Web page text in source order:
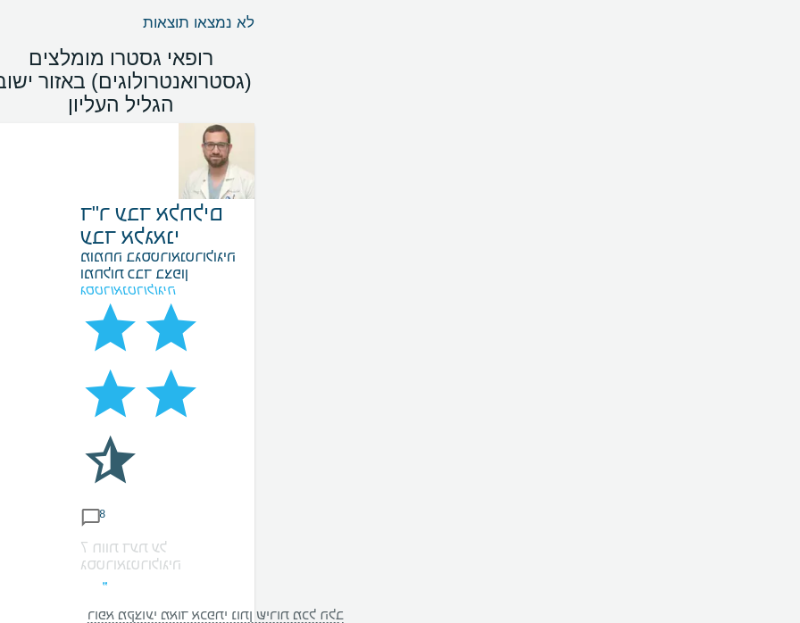
לא נמצאו תוצאות
רופאי גסטרו מומלצים
(גסטרואנטרולוגים) באזור
הגליל העליון
ד"ר עבד אלחלים
עבד אלגאני
מומחה בגסטרואנטרולוגיה
ומחלות כבד בצפון
גסטרואנטרולוגיה
8
7 חוות דעת על
גסטרואנטרולוגיה
רופא מקצועי מאוד אכפתי נותן שירות מכל הלב